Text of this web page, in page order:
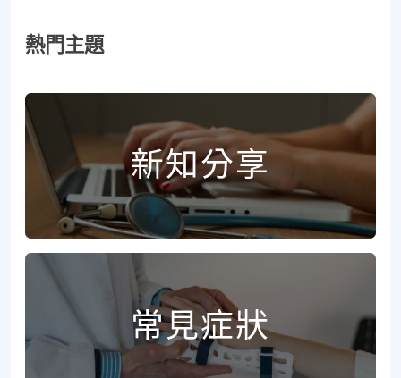
熱門主題
新知分享
常見症狀